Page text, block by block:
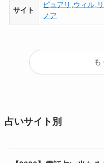
サイト
ピュアリ ,ウィル, リ
ノア
も
占いサイト別